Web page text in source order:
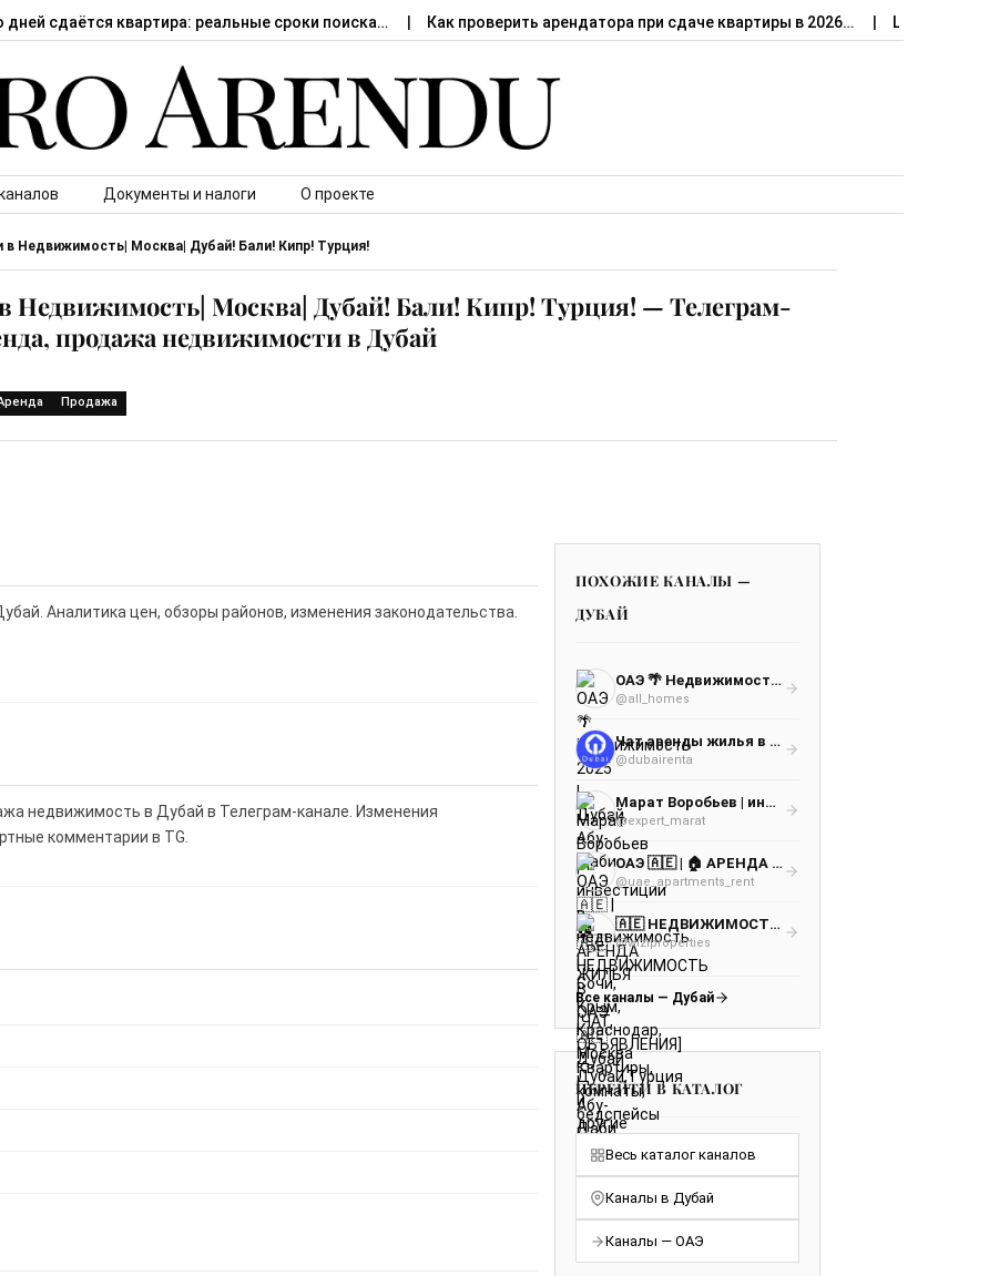
дней сдаётся квартира: реальные сроки поиска… Как проверить арендатора при сдаче квартиры в 2026… Штраф за
Документы и налоги О проекте
в Недвижимость| Москва| Дубай! Бали! Кипр! Турция!
Недвижимость| Москва| Дубай! Бали! Кипр! Турция! — Телеграм-
продажа недвижимости в Дубай
Продажа
Аналитика цен, обзоры районов, изменения законодательства.
недвижимость в Дубай в Телеграм-канале. Изменения
комментарии в TG.
ПОХОЖИЕ КАНАЛЫ —
ДУБАЙ
ОАЭ 🌴 Недвижимость 2025 | Дубай, Абу-Даби
@all_homes
Чат аренды жилья в Дубай
@dubairenta
Марат Воробьев | инвестиции в недвижимость | Сочи, Крым, Краснодар, Москва Дубай,Турция и другие города РФ.
@expert_marat
ОАЭ 🇦🇪 | 🏠 АРЕНДА ЖИЛЬЯ | [ЧАТ, ОБЪЯВЛЕНИЯ] Квартиры, комнаты, бедспейсы | Дубай, Абу-Даби, Шарджа, Аджман
@uae_apartments_rent
🇦🇪 НЕДВИЖИМОСТЬ В ОАЭ 🇦🇪 Дубай | Абу-Даби | WIZI
@wiziproperties
Все каналы — Дубай
ПЕРЕЙТИ В КАТАЛОГ
Весь каталог каналов
Каналы в Дубай
Каналы — ОАЭ